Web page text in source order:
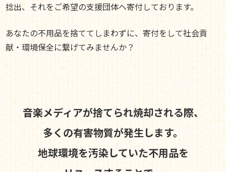
捻出、それをご希望の支援団体へ寄付しております。
あなたの不用品を捨ててしまわずに、寄付をして社会貢
献・環境保全に繋げてみませんか？
音楽メディアが捨てられ焼却される際、
多くの有害物質が発生します。
地球環境を汚染していた不用品を